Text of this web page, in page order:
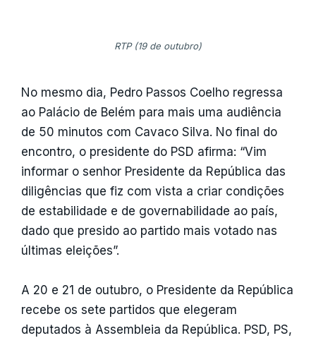
RTP (19 de outubro)
No mesmo dia, Pedro Passos Coelho regressa
ao Palácio de Belém para mais uma audiência
de 50 minutos com Cavaco Silva. No final do
encontro, o presidente do PSD afirma: “Vim
informar o senhor Presidente da República das
diligências que fiz com vista a criar condições
de estabilidade e de governabilidade ao país,
dado que presido ao partido mais votado nas
últimas eleições”.
A 20 e 21 de outubro, o Presidente da República
recebe os sete partidos que elegeram
deputados à Assembleia da República. PSD, PS,